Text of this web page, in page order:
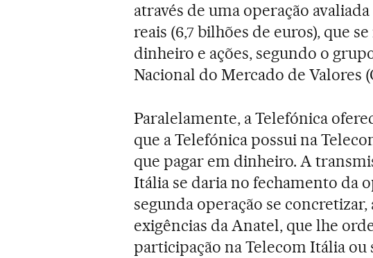
através de uma operação
reais (6,7 bilhões de euros), que
dinheiro e ações, segundo o
Nacional do Mercado de Valores
Paralelamente, a Telefónica
que a Telefónica possui na
que pagar em dinheiro. A
Itália se daria no fechamento da
segunda operação se
exigências da Anatel, que lhe
participação na Telecom Itália ou